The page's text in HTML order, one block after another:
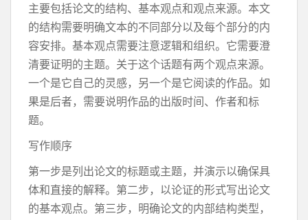
主要包括论文的结构、基本观点和观点来源。本文
的结构需要明确文本的不同部分以及每个部分的内
容安排。基本观点需要注意逻辑和组织。它需要澄
清要证明的主题。关于这个话题有两个观点来源。
一个是它自己的灵感，另一个是它阅读的作品。如
果是后者，需要说明作品的出版时间、作者和标
题。
写作顺序
第一步是列出论文的标题或主题，并演示以确保具
体和直接的解释。第二步，以论证的形式写出论文
的基本观点。第三步，明确论文的内部结构类型，